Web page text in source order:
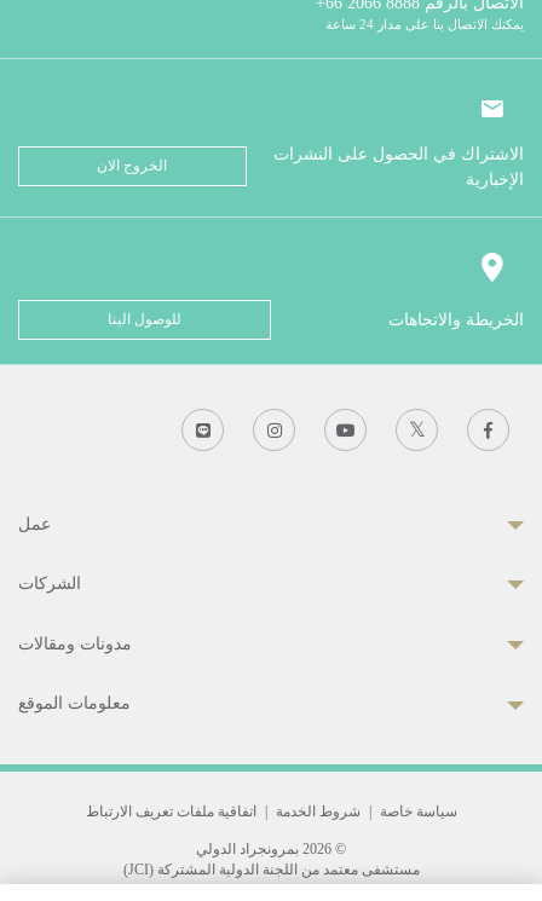
يمكنك الاتصال بنا على مدار 24 ساعة
الاشتراك في الحصول على النشرات
الإخبارية
الخروج الان
الخريطة والاتجاهات للوصول الينا
عمل
الشركات
مدونات ومقالات
معلومات الموقع
سياسة خاصة شروط الخدمة اتفاقية ملفات تعريف الارتباط
© 2026 بمرونجراد الدولي
مستشفى معتمد من اللجنة الدولية المشتركة (JCI)